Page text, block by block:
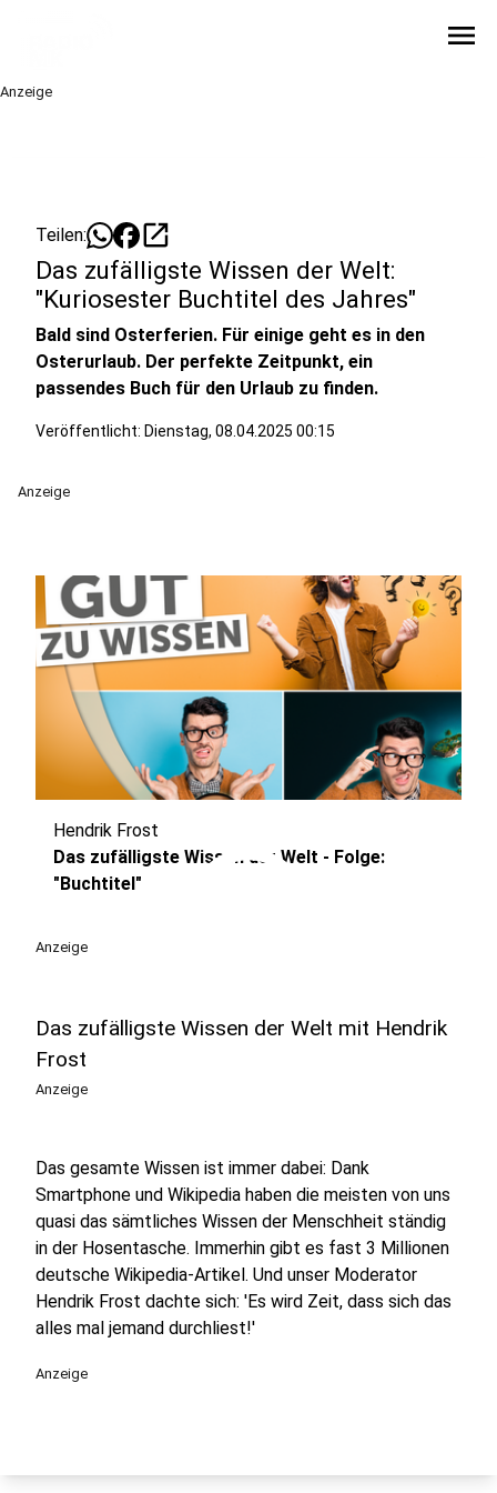
menu
Anzeige
Teilen: open_in_new
Das zufälligste Wissen der Welt:
"Kuriosester Buchtitel des Jahres"
Bald sind Osterferien. Für einige geht es in den
Osterurlaub. Der perfekte Zeitpunkt, ein
passendes Buch für den Urlaub zu finden.
Veröffentlicht: Dienstag, 08.04.2025 00:15
Anzeige
play_circle
Hendrik Frost
Das zufälligste Wissen der Welt - Folge:
"Buchtitel"
Anzeige
Das zufälligste Wissen der Welt mit Hendrik
Frost
Anzeige
Das gesamte Wissen ist immer dabei: Dank
Smartphone und Wikipedia haben die meisten von uns
quasi das sämtliches Wissen der Menschheit ständig
in der Hosentasche. Immerhin gibt es fast 3 Millionen
deutsche Wikipedia-Artikel. Und unser Moderator
Hendrik Frost dachte sich: 'Es wird Zeit, dass sich das
alles mal jemand durchliest!'
Anzeige